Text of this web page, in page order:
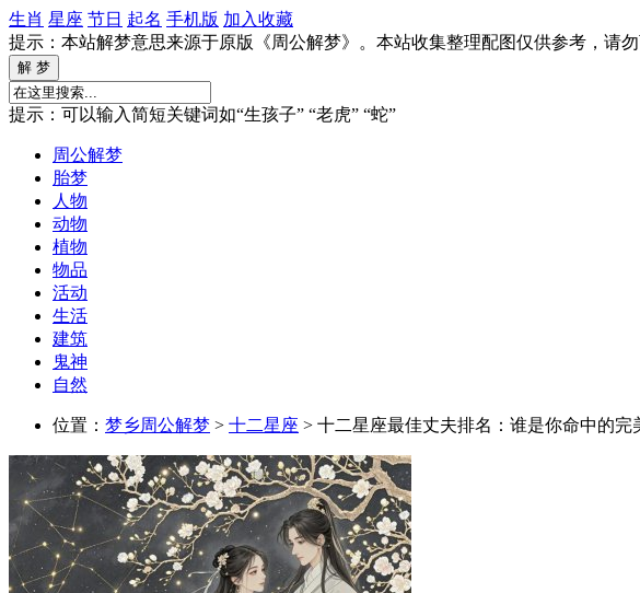
生肖 星座 节日 起名 手机版 加入收藏
提示：本站解梦意思来源于原版《周公解梦》。本站收集整理配图仅供参考，请勿
提示：可以输入简短关键词如“生孩子” “老虎” “蛇”
周公解梦
胎梦
人物
动物
植物
物品
活动
生活
建筑
鬼神
自然
位置： 梦乡周公解梦 > 十二星座 > 十二星座最佳丈夫排名：谁是你命中的完